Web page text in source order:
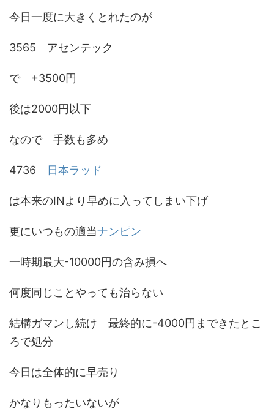
今日一度に大きくとれたのが
3565 アセンテック
で +3500円
後は2000円以下
なので 手数も多め
4736 日本ラッド
は本来のINより早めに入ってしまい下げ
更にいつもの適当ナンピン
一時期最大-10000円の含み損へ
何度同じことやっても治らない
結構ガマンし続け 最終的に-4000円まできたとこ
ろで処分
今日は全体的に早売り
かなりもったいないが